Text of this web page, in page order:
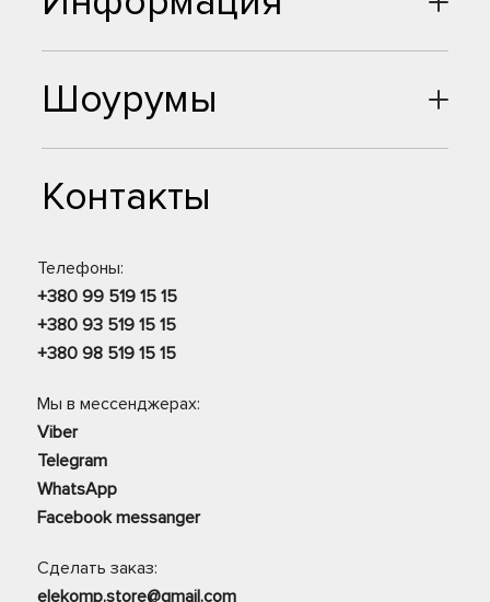
Шоурумы
Контакты
Телефоны:
+380 99 519 15 15
+380 93 519 15 15
+380 98 519 15 15
Мы в мессенджерах:
Viber
Telegram
WhatsApp
Facebook messanger
Сделать заказ:
elekomp.store@gmail.com